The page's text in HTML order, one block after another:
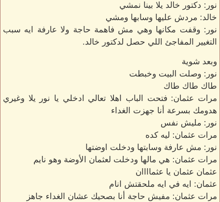
نور: دكتور خالد يلا بينا نمشي
خالد: مردش عليها وسابها ومشي
نور: وقفت مكانها وهي مش فاهمة حاجة ولا عارفة ايه سبب
التغيير المفاجئ اللي حصل لدكتور خالد.
وبعد شوية
نور: وصلت البيت وخبطت
طاك طاك طاك
مرات عثمان: فتحت الباب اهلا تعالي ادخلي يا نور يلا وغيري
هدومك بسرعة أنا جهزت الغداء
نور: مليش نفس
مرات عثمان: ليه كده
نور: مش عارفة وسابتها ودخلت اوضتها
مرات عثمان: هي مالها ودخلت لعثمان الأوضة وهو نايم
عثمان عثمان يا عثماااان
عثمان: ايه في ايه ملحقتش انام
مرات عثمان: مفيش حاجة أنا بصحيك عشان الغداء جاهز